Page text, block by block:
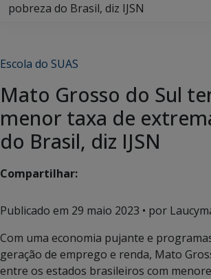
pobreza do Brasil, diz IJSN
Escola do SUAS
Mato Grosso do Sul
menor taxa de
do Brasil, diz IJSN
Compartilhar:
Publicado em 29 maio 2023 • por
Com uma economia pujante e
geração de emprego e renda, Mato
entre os estados brasileiros com